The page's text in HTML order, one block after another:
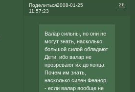
Поделиться 26
2008-01-25
11:57:23
Валар сильны, но они не
могут знать, насколько
большой силой обладают
Дети, ибо валар не
прозревают их до конца.
Почем им знать,
насколько силен Феанор
- если валар вообще не